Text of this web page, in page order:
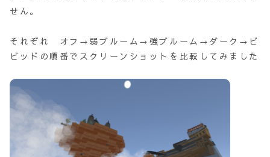
せん。
それぞれ オフ→弱ブルーム→強ブルーム→ダーク→ビ
ビッドの順番でスクリーンショットを比較してみました